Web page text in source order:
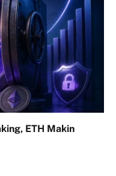
ETH Makin